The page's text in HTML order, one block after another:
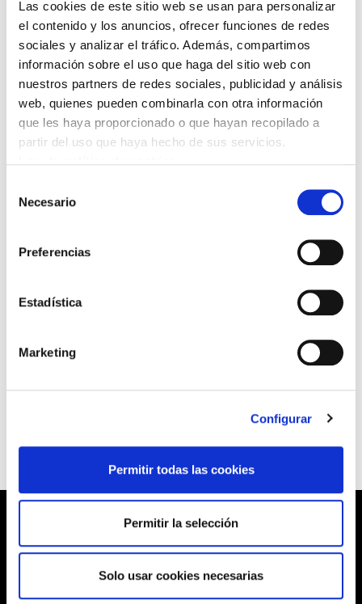
Las cookies de este sitio web se usan para personalizar
el contenido y los anuncios, ofrecer funciones de redes
sociales y analizar el tráfico. Además, compartimos
información sobre el uso que haga del sitio web con
nuestros partners de redes sociales, publicidad y análisis
web, quienes pueden combinarla con otra información
que les haya proporcionado o que hayan recopilado a
partir del uso que haya hecho de sus servicios.
Necesario
Preferencias
Estadística
Marketing
Configurar
Permitir todas las cookies
Permitir la selección
Solo usar cookies necesarias
Publicada Resolución de 18 de julio por la
que se publica la relación de personas
admitidas y excluidas de participación en la
segunda edición de 2016 del curso intensivo
segundo perfil, convocados por Resolución
de 10 de junio de 2016. Plazo recursos de
alzada 1 mes.
(Ver formulario solicitud S140/4 y procedimiento)
Barrainkua, 13 48009 BILBO